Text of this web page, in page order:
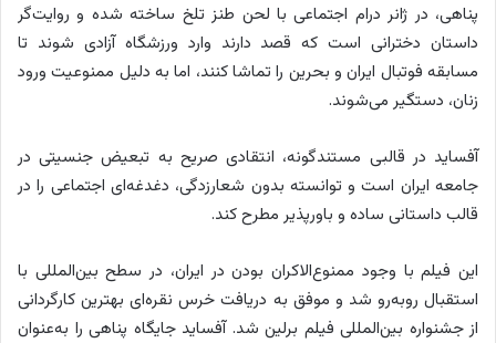
پناهی، در ژانر درام اجتماعی با لحن طنز تلخ ساخته شده و روایت‌گر
داستان دخترانی است که قصد دارند وارد ورزشگاه آزادی شوند تا
مسابقه فوتبال ایران و بحرین را تماشا کنند، اما به دلیل ممنوعیت ورود
زنان، دستگیر می‌شوند.
آفساید در قالبی مستندگونه، انتقادی صریح به تبعیض جنسیتی در
جامعه ایران است و توانسته بدون شعارزدگی، دغدغه‌ای اجتماعی را در
قالب داستانی ساده و باورپذیر مطرح کند.
این فیلم با وجود ممنوع‌الاکران بودن در ایران، در سطح بین‌المللی با
استقبال روبه‌رو شد و موفق به دریافت خرس نقره‌ای بهترین کارگردانی
از جشنواره بین‌المللی فیلم برلین شد. آفساید جایگاه پناهی را به‌عنوان